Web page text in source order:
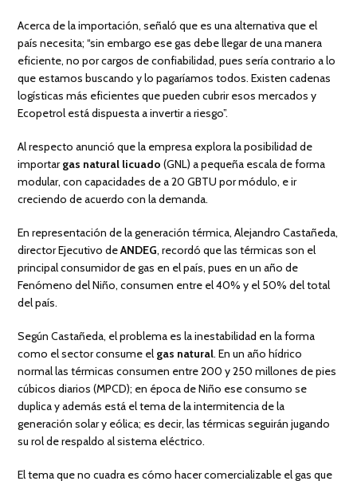
Acerca de la importación, señaló que es una alternativa que el
país necesita; “sin embargo ese gas debe llegar de una manera
eficiente, no por cargos de confiabilidad, pues sería contrario a lo
que estamos buscando y lo pagaríamos todos. Existen cadenas
logísticas más eficientes que pueden cubrir esos mercados y
Ecopetrol está dispuesta a invertir a riesgo”.
Al respecto anunció que la empresa explora la posibilidad de
importargas natural licuado(GNL) a pequeña escala de forma
modular, con capacidades de a 20 GBTU por módulo, e ir
creciendo de acuerdo con la demanda.
En representación de la generación térmica, Alejandro Castañeda,
director Ejecutivo deANDEG, recordó que las térmicas son el
principal consumidor de gas en el país, pues en un año de
Fenómeno del Niño, consumen entre el 40% y el 50% del total
del país.
Según Castañeda, el problema es la inestabilidad en la forma
como el sector consume el gas natural. En un año hídrico
normal las térmicas consumen entre 200 y 250 millones de pies
cúbicos diarios (MPCD); en época de Niño ese consumo se
duplica y además está el tema de la intermitencia de la
generación solar y eólica; es decir, las térmicas seguirán jugando
su rol de respaldo al sistema eléctrico.
El tema que no cuadra es cómo hacer comercializable el gas que